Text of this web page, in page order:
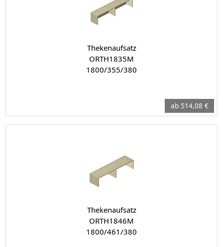
Thekenaufsatz
ORTH1835M
1800/355/380
ab 514,08 €
Thekenaufsatz
ORTH1846M
1800/461/380